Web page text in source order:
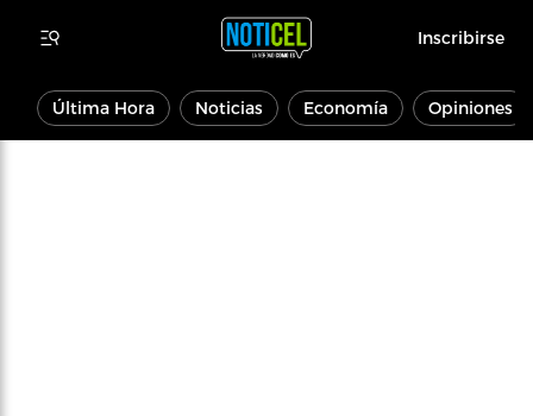
Inscribirse
Última Hora Noticias Economía Opiniones